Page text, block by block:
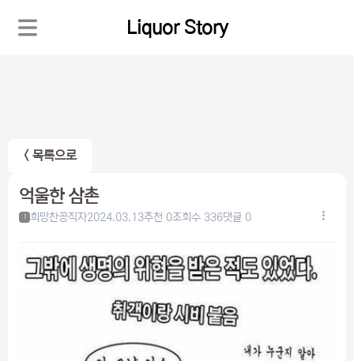
Liquor Story
< 목록으로
억울한 삼촌
1 희망찬공직자2024.03.13추천 0조회수 336댓글 0